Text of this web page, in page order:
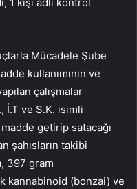
Mücadele Şube
kullanımının ve
çalışmalar
İ.T ve S.K. isimli
getirip satacağı
şahısların takibi
397 gram
kannabinoid (bonzai) ve